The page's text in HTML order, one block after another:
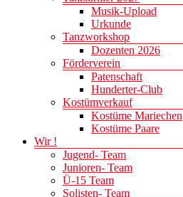
Musik-Upload
Urkunde
Tanzworkshop
Dozenten 2026
Förderverein
Patenschaft
Hunderter-Club
Kostümverkauf
Kostüme Mariechen
Kostüme Paare
Wir !
Jugend- Team
Junioren- Team
Ü-15 Team
Solisten- Team